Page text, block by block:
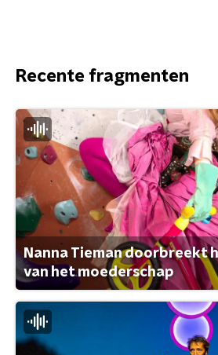
Recente fragmenten
Nanna Tieman doorbreekt
van het moederschap